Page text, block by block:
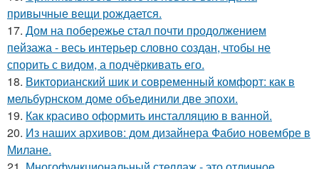
привычные вещи рождается.
17. Дом на побережье стал почти продолжением
пейзажа - весь интерьер словно создан, чтобы не
спорить с видом, а подчёркивать его.
18. Викторианский шик и современный комфорт: как в
мельбурнском доме объединили две эпохи.
19. Как красиво оформить инсталляцию в ванной.
20. Из наших архивов: дом дизайнера Фабио новембре в
Милане.